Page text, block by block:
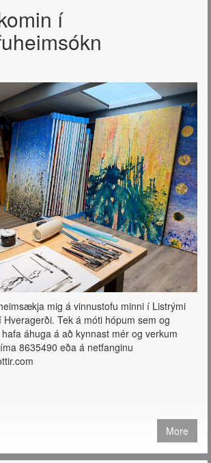
í
mig á vinnustofu minni í Listrými
Tek á móti hópum sem og
áhuga á að kynnast mér og verkum
8635490 eða á netfanginu
More